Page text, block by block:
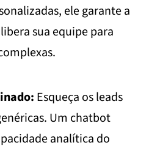
ele garante a
sua equipe para
Esqueça os leads
Um chatbot
analítica do